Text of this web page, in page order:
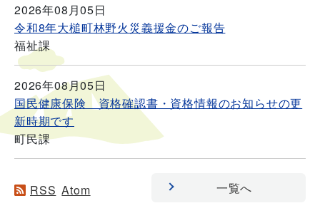
2026年08月05日
令和8年大槌町林野火災義援金のご報告
福祉課
2026年08月05日
国民健康保険 資格確認書・資格情報のお知らせの更
新時期です
町民課
RSS Atom 一覧へ